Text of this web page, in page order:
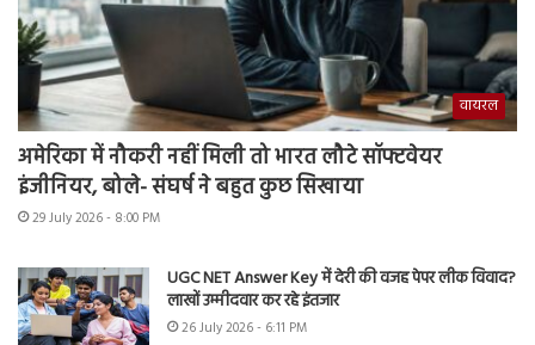
वायरल
अमेरिका में नौकरी नहीं मिली तो भारत लौटे सॉफ्टवेयर
इंजीनियर, बोले- संघर्ष ने बहुत कुछ सिखाया
29 July 2026 - 8:00 PM
UGC NET Answer Key में देरी की वजह पेपर लीक विवाद?
लाखों उम्मीदवार कर रहे इंतजार
26 July 2026 - 6:11 PM